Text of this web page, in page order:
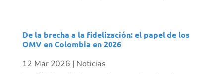
De la brecha a la fidelización: el papel de los
OMV en Colombia en 2026
12 Mar 2026 | Noticias